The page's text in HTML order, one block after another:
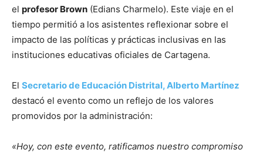
el profesor Brown (Edians Charmelo). Este viaje en el
tiempo permitió a los asistentes reflexionar sobre el
impacto de las políticas y prácticas inclusivas en las
instituciones educativas oficiales de Cartagena.
El Secretario de Educación Distrital, Alberto Martínez
destacó el evento como un reflejo de los valores
promovidos por la administración:
«Hoy, con este evento, ratificamos nuestro compromiso